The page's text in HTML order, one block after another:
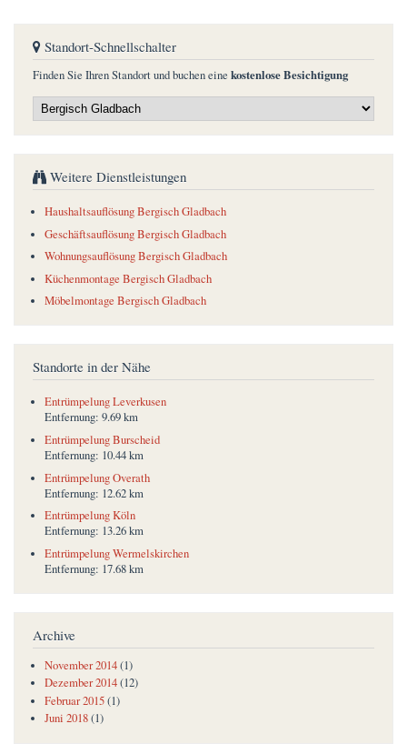
Standort-Schnellschalter
Finden Sie Ihren Standort und buchen eine kostenlose Besichtigung
Weitere Dienstleistungen
Haushaltsauflösung Bergisch Gladbach
Geschäftsauflösung Bergisch Gladbach
Wohnungsauflösung Bergisch Gladbach
Küchenmontage Bergisch Gladbach
Möbelmontage Bergisch Gladbach
Standorte in der Nähe
Entrümpelung Leverkusen
Entfernung: 9.69 km
Entrümpelung Burscheid
Entfernung: 10.44 km
Entrümpelung Overath
Entfernung: 12.62 km
Entrümpelung Köln
Entfernung: 13.26 km
Entrümpelung Wermelskirchen
Entfernung: 17.68 km
Archive
November 2014(1)
Dezember 2014(12)
Februar 2015(1)
Juni 2018(1)